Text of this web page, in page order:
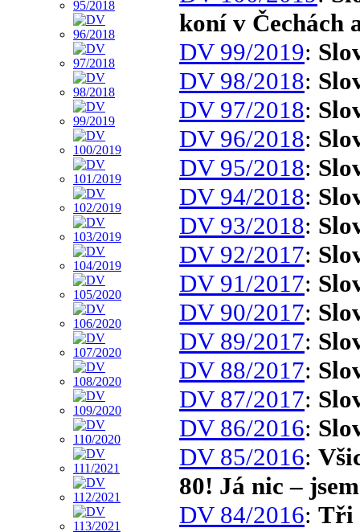
koní v Čechách
DV 99/2019:
DV 98/2018:
DV 97/2018:
DV 96/2018:
DV 95/2018:
DV 94/2018:
DV 93/2018:
DV 92/2017:
DV 91/2017:
DV 90/2017:
DV 89/2017:
DV 88/2017:
DV 87/2017:
DV 86/2016:
DV 85/2016:
80! Já nic –
DV 84/2016: Tři